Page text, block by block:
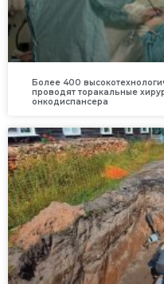
Более 400
проводят торакальные
онкодиспансера